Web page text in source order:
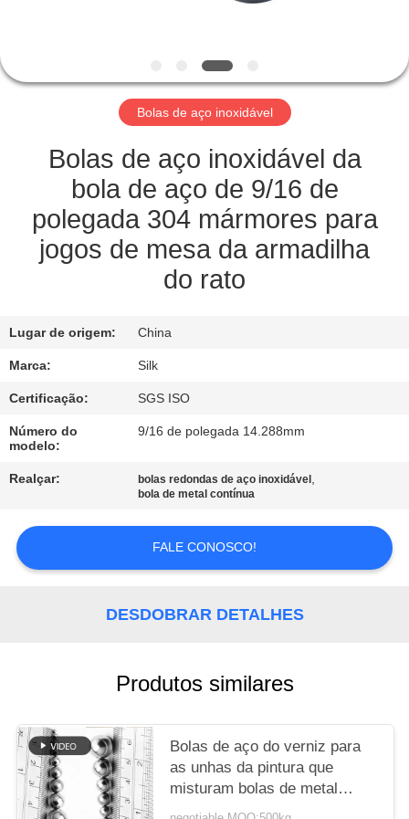
QUALIDADE
CONTACTE-
NOS
NOTÍCIA
CASOS
PEÇA
UMAS
CITAÇÕES
MAPA
DO
PRIVACY
Bolas de aço inoxidável
Bolas de aço inoxidável da
bola de aço de 9/16 de
polegada 304 mármores para
jogos de mesa da armadilha
do rato
Lugar de origem: China
Marca: Silk
Certificação: SGS ISO
Número do
modelo:
9/16 de polegada 14.288mm
Realçar: bolas redondas de aço inoxidável ,
bola de metal contínua
FALE CONOSCO!
DESDOBRAR DETALHES
Produtos similares
Bolas de aço do verniz para
as unhas da pintura que
misturam bolas de metal
contínuas do agitador 1/4"